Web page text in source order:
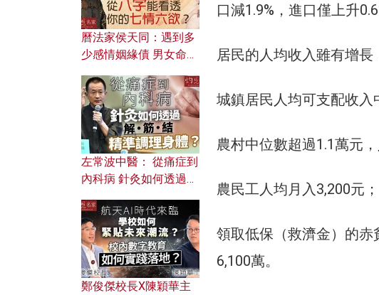
口減1.9%，進口僅上升
居民的人均收入雖有增長
城鎮居民人均可支配收入
農村中位數超過1.1萬元
農民工人均月入3,200元；
領取低保（救濟金）的赤
6,100萬。
曆法家侯天同：遇到多
少感情姻緣債 男女命途
的七情六欲？
左常波中醫： 從痛症到
內科病 針灸如何透過解
鄭俊傑校長X陳穎華主